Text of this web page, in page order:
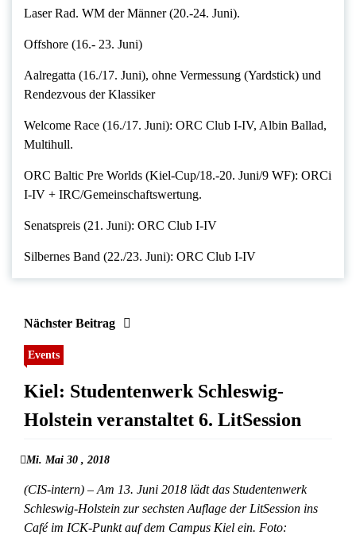
Laser Rad. WM der Männer (20.-24. Juni).
Offshore (16.- 23. Juni)
Aalregatta (16./17. Juni), ohne Vermessung (Yardstick) und
Rendezvous der Klassiker
Welcome Race (16./17. Juni): ORC Club I-IV, Albin Ballad,
Multihull.
ORC Baltic Pre Worlds (Kiel-Cup/18.-20. Juni/9 WF): ORCi
I-IV + IRC/Gemeinschaftswertung.
Senatspreis (21. Juni): ORC Club I-IV
Silbernes Band (22./23. Juni): ORC Club I-IV
Nächster Beitrag
Events
Kiel: Studentenwerk Schleswig-
Holstein veranstaltet 6. LitSession
Mi. Mai 30 , 2018
(CIS-intern) – Am 13. Juni 2018 lädt das Studentenwerk
Schleswig-Holstein zur sechsten Auflage der LitSession ins
Café im ICK-Punkt auf dem Campus Kiel ein. Foto: